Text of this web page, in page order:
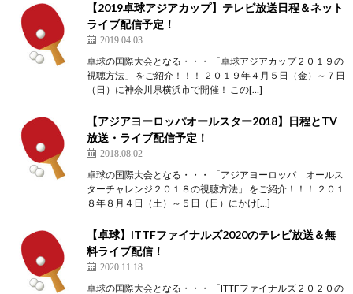
【2019卓球アジアカップ】テレビ放送日程＆ネット
ライブ配信予定！
2019.04.03
卓球の国際大会となる・・・ 「卓球アジアカップ２０１９の
視聴方法」 をご紹介！！！ ２０１９年４月５日（金）～７日
（日）に神奈川県横浜市で開催！ この[…]
【アジアヨーロッパオールスター2018】日程とTV
放送・ライブ配信予定！
2018.08.02
卓球の国際大会となる・・・ 「アジアヨーロッパ オールス
ターチャレンジ２０１８の視聴方法」 をご紹介！！！ ２０１
８年８月４日（土）～５日（日）にかけ[…]
【卓球】ITTFファイナルズ2020のテレビ放送＆無
料ライブ配信！
2020.11.18
卓球の国際大会となる・・・ 「ITTFファイナルズ２０２０の